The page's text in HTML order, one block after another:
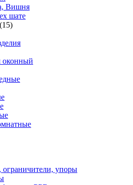
Вишня
шате
оконный
упоры